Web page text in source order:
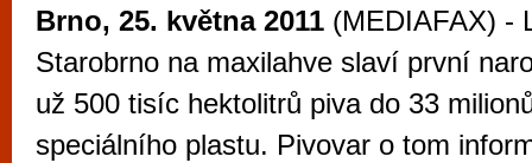
Brno, 25. května 2011 (MEDIAFAX) -
Starobrno na maxilahve slaví první
už 500 tisíc hektolitrů piva do 33
speciálního plastu. Pivovar o tom
Brno je
zajímavé
restaurace,
Mimo jiné je ale také místem, kde si